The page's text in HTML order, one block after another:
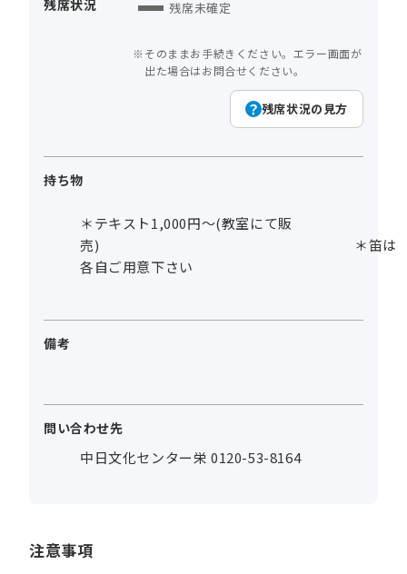
残席状況 残席未確定
そのままお手続きください。エラー画面が
出た場合はお問合せください。
残席状況の見方
持ち物
＊テキスト1,000円～(教室にて販
売) ＊笛は
各自ご用意下さい
備考
問い合わせ先
中日文化センター栄 0120-53-8164
注意事項